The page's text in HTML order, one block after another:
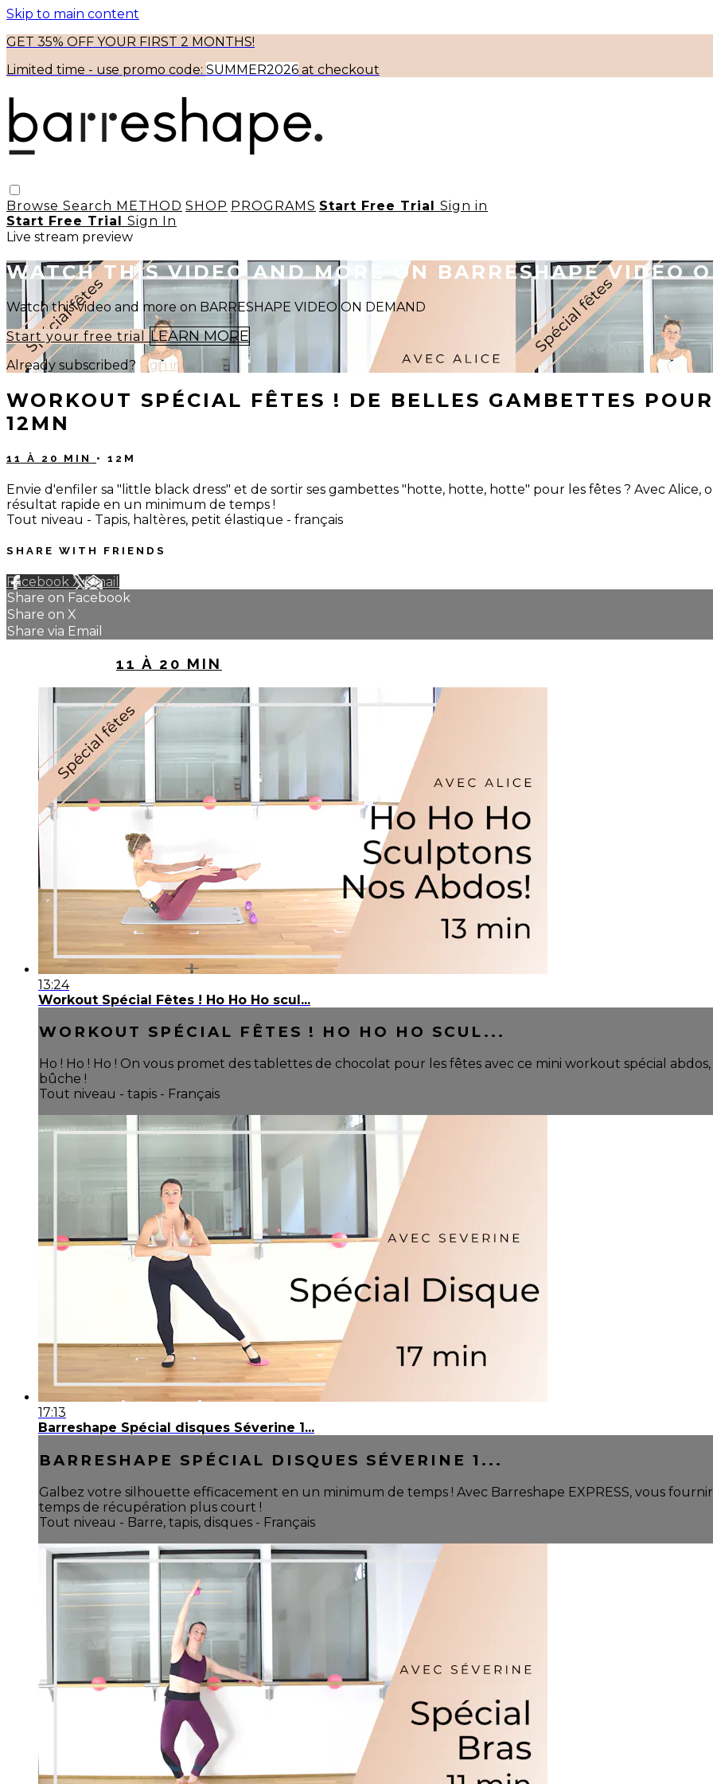
Skip to main content
GET 35% OFF YOUR FIRST 2 MONTHS!
Limited time - use promo code: SUMMER2026 at checkout
Browse Search METHOD SHOP PROGRAMS Start Free Trial Sign in
Start Free Trial Sign In
Live stream preview
WATCH THIS VIDEO AND MORE ON BARRESHAPE VIDEO
Watch this video and more on BARRESHAPE VIDEO ON DEMAND
Start your free trial LEARN MORE
Already subscribed? Sign in
WORKOUT SPÉCIAL FÊTES ! DE BELLES GAMBETTES
12MN
11 À 20 MIN • 12M
Envie d'enfiler sa "little black dress" et de sortir ses gambettes "hotte, hotte, hotte" pour les fêtes ? Avec
résultat rapide en un minimum de temps !
Tout niveau - Tapis, haltères, petit élastique - français
SHARE WITH FRIENDS
Facebook XEmail
Share on Facebook
Share on X
Share via Email
11 À 20 MIN
13:24
Workout Spécial Fêtes ! Ho Ho Ho scul...
WORKOUT SPÉCIAL FÊTES ! HO HO HO SCUL...
Ho ! Ho ! Ho ! On vous promet des tablettes de chocolat pour les fêtes avec ce mini workout spécial
bûche !
Tout niveau - tapis - Français
17:13
Barreshape Spécial disques Séverine 1...
BARRESHAPE SPÉCIAL DISQUES SÉVERINE 1...
Galbez votre silhouette efficacement en un minimum de temps ! Avec Barreshape EXPRESS, vous
temps de récupération plus court !
Tout niveau - Barre, tapis, disques - Français